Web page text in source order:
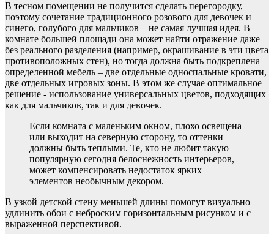
В тесном помещении не получится сделать перегородку,
поэтому сочетание традиционного розового для девочек и
синего, голубого для мальчиков – не самая лучшая идея. В
комнате большей площади она может найти отражение даже
без реального разделения (например, окрашивание в эти цвета
противоположных стен), но тогда должна быть подкреплена
определенной мебель – две отдельные односпальные кровати,
две отдельных игровых зоны. В этом же случае оптимальное
решение ‑ использование универсальных цветов, подходящих
как для мальчиков, так и для девочек.
Если комната с маленьким окном, плохо освещена
или выходит на северную сторону, то оттенки
должны быть теплыми. Те, кто не любит такую
популярную сегодня белоснежность интерьеров,
может компенсировать недостаток ярких
элементов необычным декором.
В узкой детской стену меньшей длины помогут визуально
удлинить обои с неброским горизонтальным рисунком и с
выраженной перспективой.